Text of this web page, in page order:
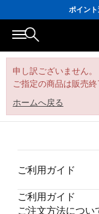
ポイン
会員の方にはお誕
16,000円(税
申し訳ございません。
ご指定の商品は販売
ホームへ戻る
ご利用ガイド
ご利用ガイド
ご注文方法につい